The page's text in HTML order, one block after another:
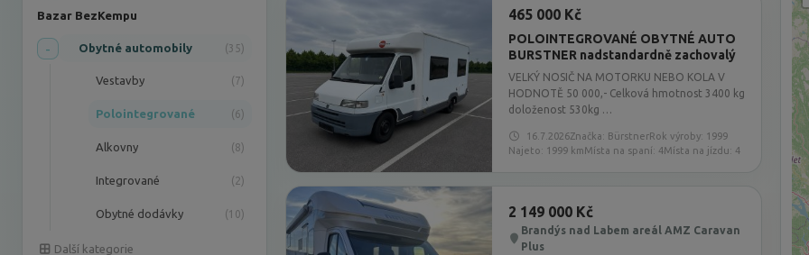
Bazar BezKempu
- Obytné automobily (35)
Vestavby (7)
Polointegrované (6)
Alkovny (8)
Integrované (2)
Obytné dodávky (10)
Další kategorie
465 000 Kč
POLOINTEGROVANÉ OBYTNÉ AUTO
BURSTNER nadstandardně zachovalý
VELKÝ NOSIČ NA MOTORKU NEBO KOLA V
HODNOTĚ 50 000,- Celková hmotnost 3400 kg
doloženost 530kg …
16.7.2026Značka: BürstnerRok výroby: 1999
Najeto: 1999 kmMísta na spaní: 4Místa na jízdu: 4
2 149 000 Kč
Brandýs nad Labem areál AMZ Caravan
Plus